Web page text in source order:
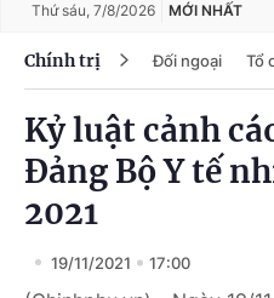
Thứ sáu, 7/8/2026 MỚI NHẤT
Chính trị Đối ngoại Tổ
Kỷ luật cảnh
Đảng Bộ Y tế
2021
19/11/2021 17:00